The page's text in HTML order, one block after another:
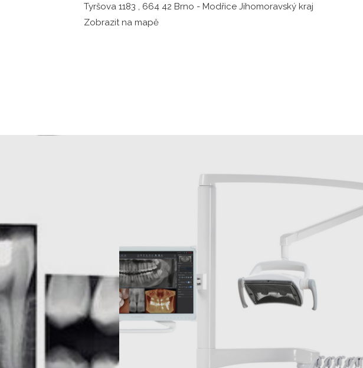
Tyršova 1183 , 664 42 Brno - Modřice Jihomoravský kraj
Zobrazit na mapě